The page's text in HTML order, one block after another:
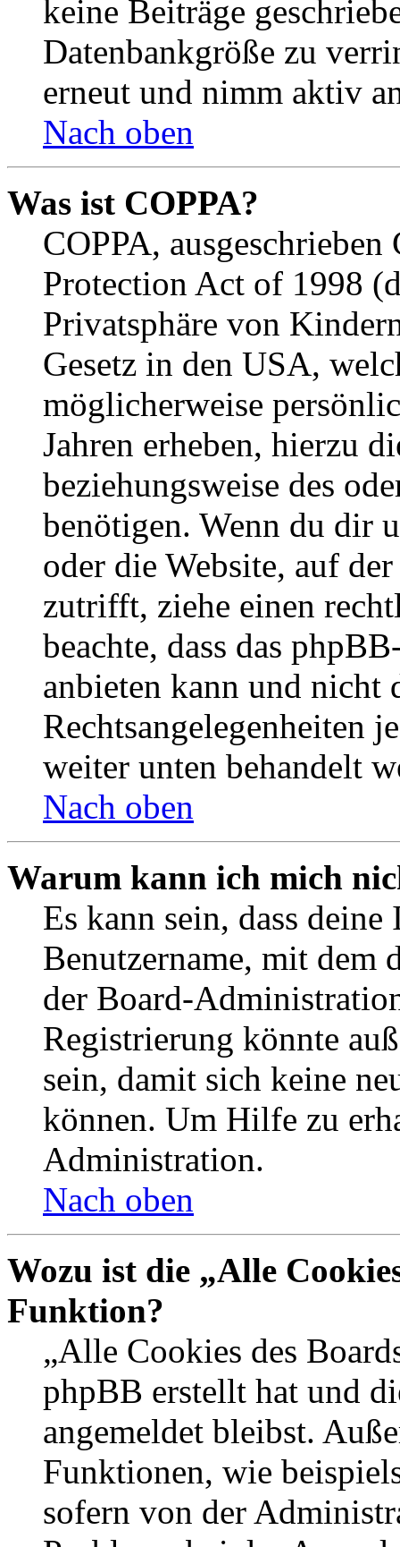
keine Beiträge
Datenbankgröße zu
erneut und nimm aktiv
Nach oben
Was ist COPPA?
COPPA,
Protection Act of 1998
Privatsphäre von
Gesetz in den USA,
möglicherweise
Jahren erheben, hierzu
beziehungsweise des
benötigen. Wenn du dir
oder die Website, auf
zutrifft, ziehe einen
beachte, dass das
anbieten kann und nicht
Rechtsangelegenheiten
weiter unten behandelt
Nach oben
Warum kann ich mich
Es kann sein, dass
Benutzername, mit dem
der Board-
Registrierung könnte
sein, damit sich keine
können. Um Hilfe zu
Administration.
Nach oben
Wozu ist die „Alle
Funktion?
„Alle Cookies des
phpBB erstellt hat und
angemeldet bleibst.
Funktionen, wie
sofern von der